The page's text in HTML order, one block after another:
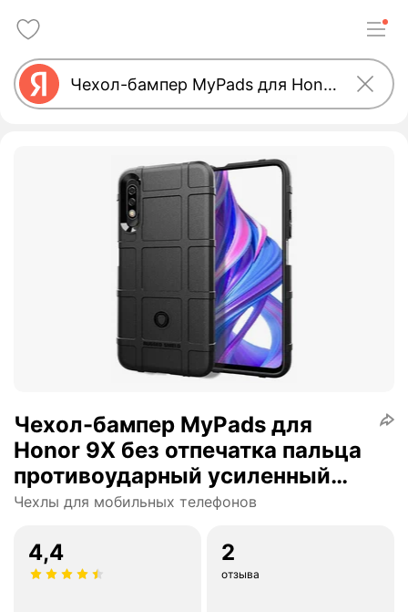
Чехол-бампер MyPads для
Honor 9X без отпечатка пальца
противоударный усиленный
ударопрочный черный
Чехлы для мобильных телефонов
4,4 2
отзыва